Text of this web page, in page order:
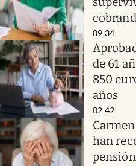
09:34
de 61
850
años
02:42
han
pensión